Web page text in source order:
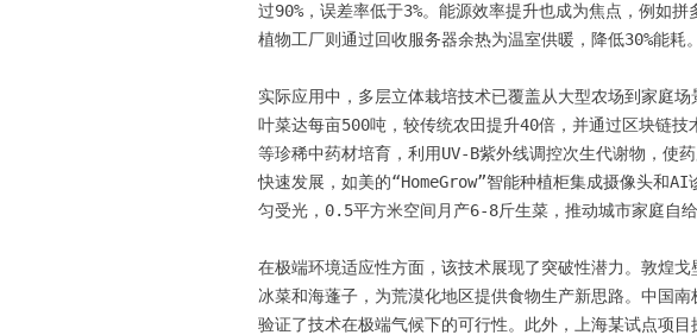
过90%，误差率低于3%。能源效率提升也成为焦点，例如
植物工厂则通过回收服务器余热为温室供暖，降低30%能耗。
实际应用中，多层立体栽培技术已覆盖从大型农场到家庭
叶菜达每亩500吨，较传统农田提升40倍，并通过区块链
等珍稀中药材培育，利用UV-B紫外线调控次生代谢物，使
快速发展，如美的“HomeGrow”智能种植柜集成摄像头和
匀受光，0.5平方米空间月产6-8斤生菜，推动城市家庭自给
在极端环境适应性方面，该技术展现了突破性潜力。敦煌
冰菜和海蓬子，为荒漠化地区提供食物生产新思路。中国
验证了技术在极端气候下的可行性。此外，上海某试点项